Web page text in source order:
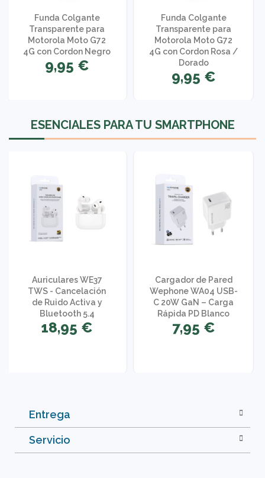
Funda Colgante
Transparente para
Motorola Moto G72
4G con Cordon Negro
9,95 €
Funda Colgante
Transparente para
Motorola Moto G72
4G con Cordon Rosa /
Dorado
9,95 €
ESENCIALES PARA TU SMARTPHONE
Auriculares WE37
TWS - Cancelación
de Ruido Activa y
Bluetooth 5.4
18,95 €
Cargador de Pared
Wephone WA04 USB-
C 20W GaN – Carga
Rápida PD Blanco
7,95 €
Entrega
Servicio